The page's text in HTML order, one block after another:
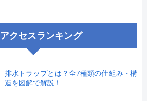
アクセスランキング
排水トラップとは？全7種類の仕組み・構
造を図解で解説！